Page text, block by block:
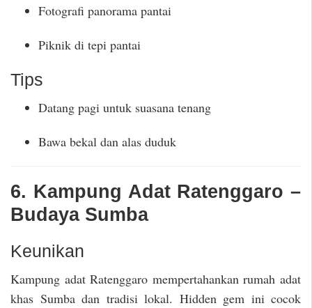
Fotografi panorama pantai
Piknik di tepi pantai
Tips
Datang pagi untuk suasana tenang
Bawa bekal dan alas duduk
6. Kampung Adat Ratenggaro –
Budaya Sumba
Keunikan
Kampung adat Ratenggaro mempertahankan rumah adat
khas Sumba dan tradisi lokal. Hidden gem ini cocok